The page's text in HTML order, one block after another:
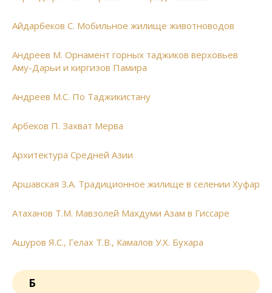
Айдарбеков С. Мобильное жилище животноводов
Андреев М. Орнамент горных таджиков верховьев
Аму-Дарьи и киргизов Памира
Андреев М.С. По Таджикистану
Арбеков П. Захват Мерва
Архитектура Средней Азии
Аршавская З.А. Традиционное жилище в селении Хуфар
Атаханов Т.М. Мавзолей Махдуми Азам в Гиссаре
Ашуров Я.С., Гелах Т.В., Камалов У.Х. Бухара
Б